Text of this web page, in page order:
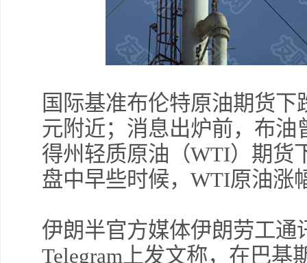
国际基准布伦特原油期货下
元附近；消息出炉前，布油
得州轻质原油（WTI）期货
盘中早些时候，WTI原油涨
伊朗半官方媒体伊朗劳工
Telegram上发文称，在巴